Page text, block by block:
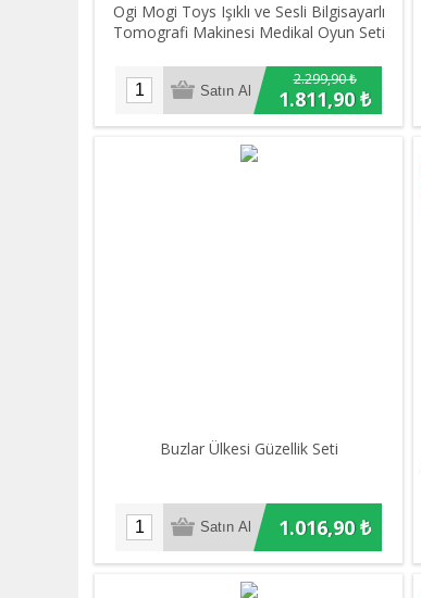
Ogi Mogi Toys Işıklı ve Sesli Bilgisayarlı
Tomografi Makinesi Medikal Oyun Seti
2.299,90 ₺
1.811,90 ₺
Buzlar Ülkesi Güzellik Seti
1.016,90 ₺